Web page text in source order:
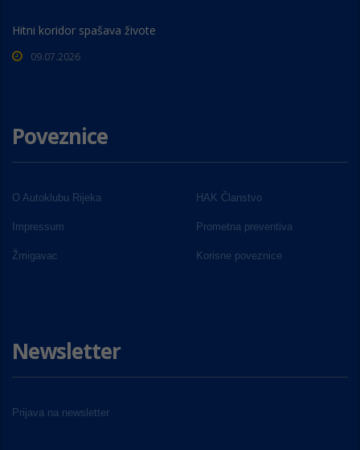
Hitni koridor spašava živote
09.07.2026
Poveznice
O Autoklubu Rijeka HAK Članstvo
Impressum Prometna preventiva
Žmigavac Korisne poveznice
Newsletter
Prijava na newsletter